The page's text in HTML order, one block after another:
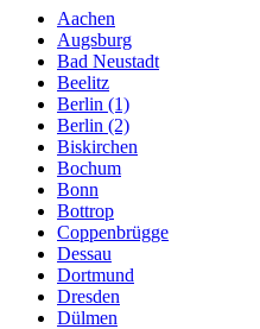
Aachen
Augsburg
Bad Neustadt
Beelitz
Berlin (1)
Berlin (2)
Biskirchen
Bochum
Bonn
Bottrop
Coppenbrügge
Dessau
Dortmund
Dresden
Dülmen